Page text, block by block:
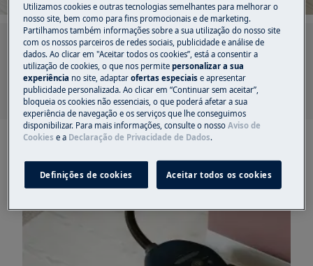
Pesquise entre os nossos artigos de suporte
Utilizamos cookies e outras tecnologias semelhantes para melhorar o
nosso site, bem como para fins promocionais e de marketing.
Partilhamos também informações sobre a sua utilização do nosso site
com os nossos parceiros de redes sociais, publicidade e análise de
dados. Ao clicar em "Aceitar todos os cookies”, está a consentir a
utilização de cookies, o que nos permitepersonalizar a sua
experiência no site, adaptarofertas especiaise apresentar
publicidade personalizada. Ao clicar em “Continuar sem aceitar”,
bloqueia os cookies não essenciais, o que poderá afetar a sua
experiência de navegação e os serviços que lhe conseguimos
disponibilizar. Para mais informações, consulte o nossoAviso de
Cookies e a Declaração de Privacidade de Dados.
Definições de cookies Aceitar todos os cookies